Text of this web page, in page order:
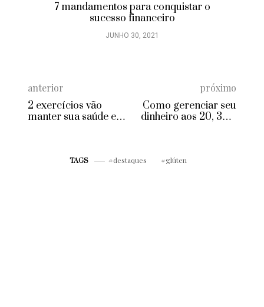
7 mandamentos para conquistar o
sucesso financeiro
JUNHO 30, 2021
anterior
2 exercícios vão
manter sua saúde e
próximo
Como gerenciar seu
dinheiro aos 20, 30 e
TAGS destaques glúten